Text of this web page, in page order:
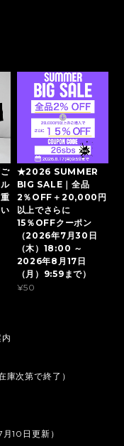
★2026 SUMMER
BIG SALE｜全品
2％OFF＋20,000円
以上でさらに
15％OFFクーポン
（2026年7月30日
（木）18:00 ～
2026年8月17日
（月）9:59まで）
¥50
次第で終了）
10日更新）